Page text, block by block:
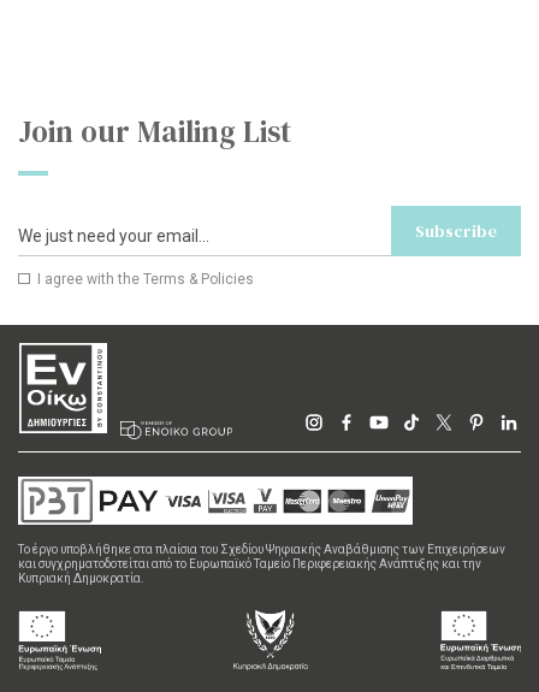
Join our Mailing List
Subscribe
I agree with the Terms & Policies
Το έργο υποβλήθηκε στα πλαίσια του Σχεδίου Ψηφιακής Αναβάθμισης των Επιχειρήσεων
και συγχρηματοδοτείται από το Ευρωπαϊκό Ταμείο Περιφερειακής Ανάπτυξης και την
Κυπριακή Δημοκρατία.